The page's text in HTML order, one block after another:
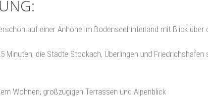
auf einer Anhöhe im Bodenseehinterland mit Blick
Minuten, die Städte Stockach, Überlingen und Friedrichshafen
Wohnen, großzügigen Terrassen und Alpenblick